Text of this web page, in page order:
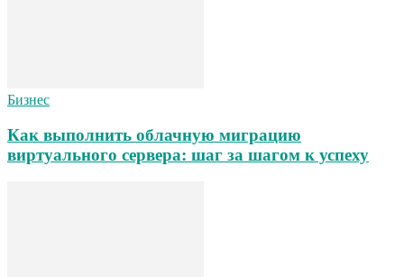
Бизнес
Как выполнить облачную миграцию
виртуального сервера: шаг за шагом к успеху